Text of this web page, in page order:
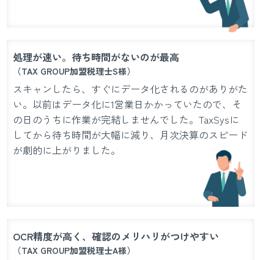
処理が速い。待ち時間がないのが最高
（TAX GROUP加盟税理士S様）
スキャンしたら、すぐにデータ化されるのがありがた
い。以前はデータ化に1営業日かかっていたので、そ
の日のうちに作業が完結しませんでした。TaxSysに
してから待ち時間が大幅に減り、月次決算のスピード
が劇的に上がりました。
OCR精度が高く、確認のメリハリがつけやすい
（TAX GROUP加盟税理士A様）